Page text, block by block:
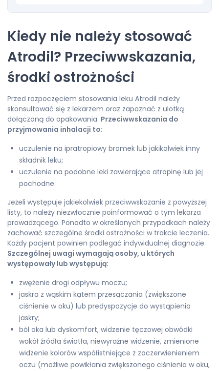
Kiedy nie należy stosować
Atrodil? Przeciwwskazania,
środki ostrożności
Przed rozpoczęciem stosowania leku Atrodil należy
skonsultować się z lekarzem oraz zapoznać z ulotką
dołączoną do opakowania. Przeciwwskazania do
przyjmowania inhalacji to:
uczulenie na ipratropiowy bromek lub jakikolwiek inny
składnik leku;
uczulenie na podobne leki zawierające atropinę lub jej
pochodne.
Jeżeli występuje jakiekolwiek przeciwwskazanie z powyższej
listy, to należy niezwłocznie poinformować o tym lekarza
prowadzącego. Ponadto w określonych przypadkach należy
zachować szczególne środki ostrożności w trakcie leczenia.
Każdy pacjent powinien podlegać indywidualnej diagnozie.
Szczególnej uwagi wymagają osoby, u których
występowały lub występują:
zwężenie drogi odpływu moczu;
jaskra z wąskim kątem przesączania (zwiększone
ciśnienie w oku) lub predyspozycje do wystąpienia
jaskry;
ból oka lub dyskomfort, widzenie tęczowej obwódki
wokół źródła światła, niewyraźne widzenie, zmienione
widzenie kolorów współistniejące z zaczerwienieniem
oczu (możliwe powikłania zwiększonego ciśnienia w oku,